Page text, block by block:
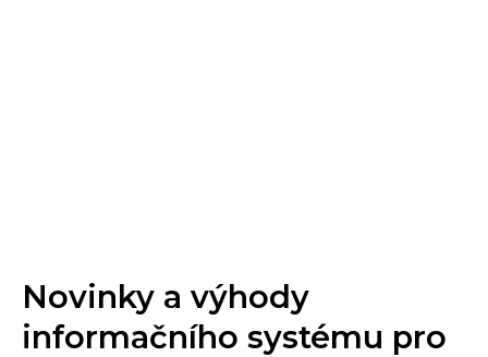
Novinky a výhody
informačního systému pro